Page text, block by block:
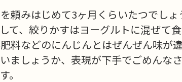
頼みはじめて3ヶ月くらいたつでしょ
て、絞りかすはヨーグルトに混ぜて食
料などのにんじんとはぜんぜん味が
ましょうか、表現が下手でごめんな
。